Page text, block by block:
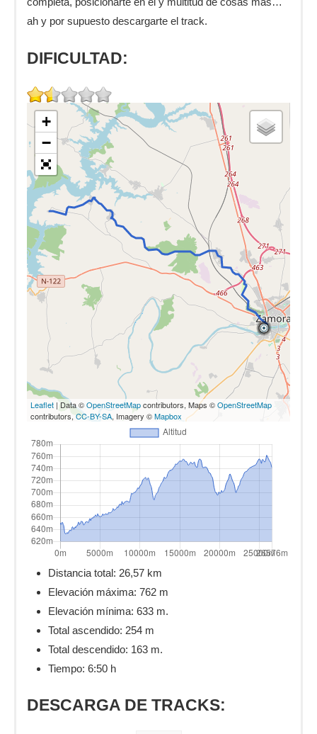
ah y por supuesto descargarte el track.
DIFICULTAD:
+
−
Leaflet | Data ©OpenStreetMapcontributors, Maps ©OpenStreetMap
contributors, CC-BY-SA, Imagery ©Mapbox
Distancia total: 26,57 km
Elevación máxima: 762 m
Elevación mínima: 633 m.
Total ascendido: 254 m
Total descendido: 163 m.
Tiempo: 6:50 h
DESCARGA DE TRACKS: